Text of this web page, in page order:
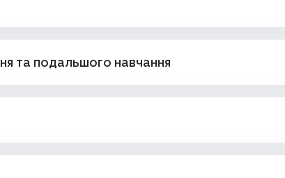
та подальшого навчання